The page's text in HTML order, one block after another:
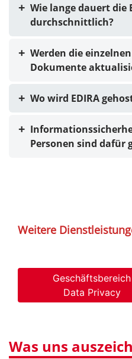
Wie lange dauert die
durchschnittlich?
Werden die
Dokumente
Wo wird EDIRA
Personen sind dafür
Weitere
Geschäftsbereich
Data Privacy
Was uns